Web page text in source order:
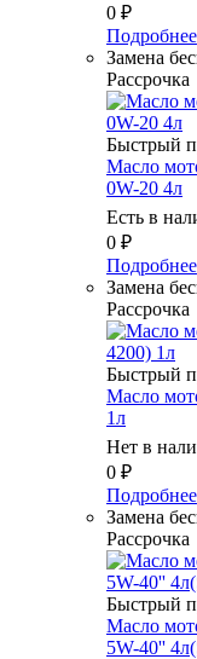
0 ₽
Подробнее
Замена
Рассрочка
Быстрый
Масло
0W-20 4л
Есть в
0 ₽
Подробнее
Замена
Рассрочка
Быстрый
Масло
1л
Нет в
0 ₽
Подробнее
Замена
Рассрочка
Быстрый
Масло
5W-40''